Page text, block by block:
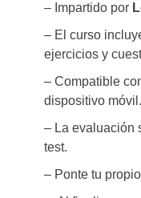
– Impartido por
– El curso
ejercicios y
– Compatible
dispositivo móvil.
– La evaluación
test.
– Ponte tu